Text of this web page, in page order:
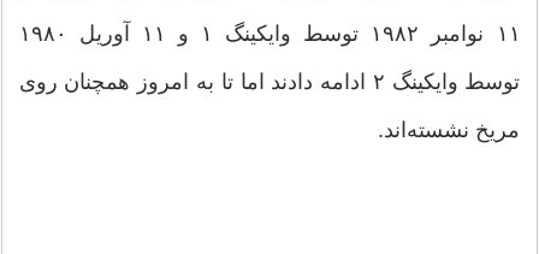
۱۱ نوامبر ۱۹۸۲ توسط وایکینگ ۱ و ۱۱ آوریل ۱۹۸۰
توسط وایکینگ ۲ ادامه دادند اما تا به امروز همچنان روی
مریخ نشسته‌اند.